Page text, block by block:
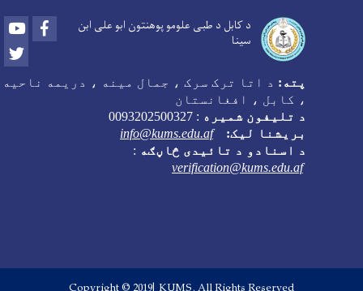
د کابل د طبی علومو پوهنتون ابو علی ابن
سینا
Youtube Facebook
پته: د اتا ترک سرک ، جمال مینه ، دریمه ناحیه
، کابل ، افغانستان
د تلیفون شمیره :
بریشنا لیک:
info@kums.edu.af
د اسنادو د تائیدی څاڼګه :
verification@kums.edu.af